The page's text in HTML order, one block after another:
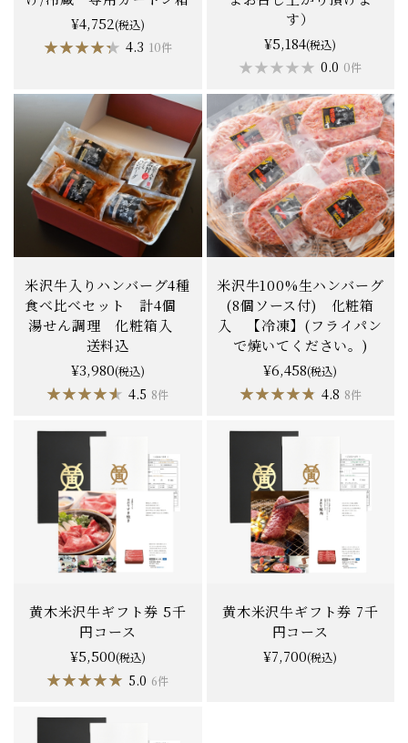
¥4,752(税込)
★★★★★
★★★★★ 4.3 10件
す）
¥5,184(税込)
★★★★★
★★★★★ 0.0 0件
米沢牛入りハンバーグ4種
食べ比べセット 計4個
湯せん調理 化粧箱入
送料込
¥3,980(税込)
★★★★★
★★★★★ 4.5 8件
米沢牛100%生ハンバーグ
(8個ソース付) 化粧箱
入 【冷凍】(フライパン
で焼いてください。)
¥6,458(税込)
★★★★★
★★★★★ 4.8 8件
黄木米沢牛ギフト券 5千
円コース
¥5,500(税込)
★★★★★
★★★★★ 5.0 6件
黄木米沢牛ギフト券 7千
円コース
¥7,700(税込)